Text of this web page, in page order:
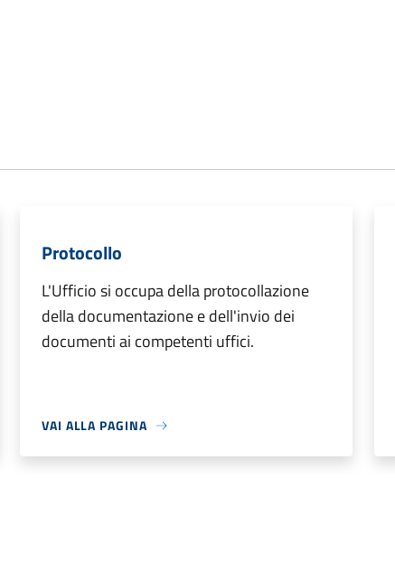
Protocollo
L'Ufficio si occupa della protocollazione
della documentazione e dell'invio dei
documenti ai competenti uffici.
VAI ALLA PAGINA